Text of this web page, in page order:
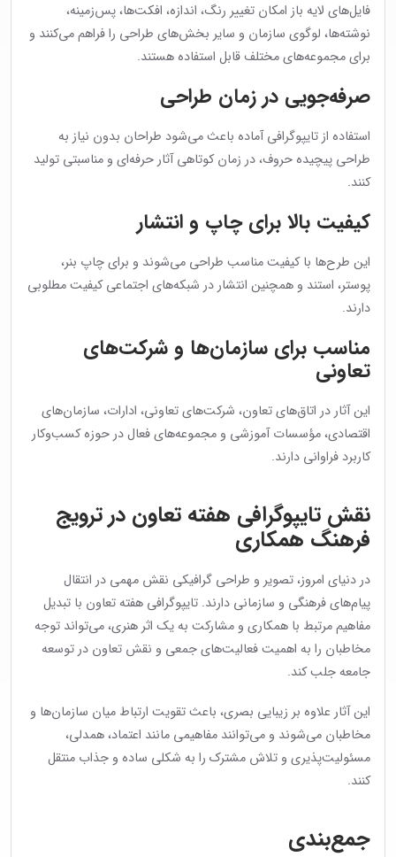
فایل‌های لایه باز امکان تغییر رنگ، اندازه، افکت‌ها، پس‌زمینه،
نوشته‌ها، لوگوی سازمان و سایر بخش‌های طراحی را فراهم می‌کنند و
برای مجموعه‌های مختلف قابل استفاده هستند.
صرفه‌جویی در زمان طراحی
استفاده از تایپوگرافی آماده باعث می‌شود طراحان بدون نیاز به
طراحی پیچیده حروف، در زمان کوتاهی آثار حرفه‌ای و مناسبتی تولید
کنند.
کیفیت بالا برای چاپ و انتشار
این طرح‌ها با کیفیت مناسب طراحی می‌شوند و برای چاپ بنر،
پوستر، استند و همچنین انتشار در شبکه‌های اجتماعی کیفیت مطلوبی
دارند.
مناسب برای سازمان‌ها و شرکت‌های
تعاونی
این آثار در اتاق‌های تعاون، شرکت‌های تعاونی، ادارات، سازمان‌های
اقتصادی، مؤسسات آموزشی و مجموعه‌های فعال در حوزه کسب‌وکار
کاربرد فراوانی دارند.
نقش تایپوگرافی هفته تعاون در ترویج
فرهنگ همکاری
در دنیای امروز، تصویر و طراحی گرافیکی نقش مهمی در انتقال
پیام‌های فرهنگی و سازمانی دارند. تایپوگرافی هفته تعاون با تبدیل
مفاهیم مرتبط با همکاری و مشارکت به یک اثر هنری، می‌تواند توجه
مخاطبان را به اهمیت فعالیت‌های جمعی و نقش تعاون در توسعه
جامعه جلب کند.
این آثار علاوه بر زیبایی بصری، باعث تقویت ارتباط میان سازمان‌ها و
مخاطبان می‌شوند و می‌توانند مفاهیمی مانند اعتماد، همدلی،
مسئولیت‌پذیری و تلاش مشترک را به شکلی ساده و جذاب منتقل
کنند.
جمع‌بندی